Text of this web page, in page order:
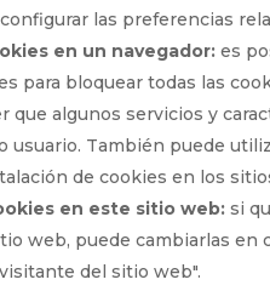
las preferencias
en un navegador: es
para bloquear todas las
que algunos servicios y
usuario. También puede
de cookies en los
en este sitio web: si
web, puede cambiarlas en
del sitio web".